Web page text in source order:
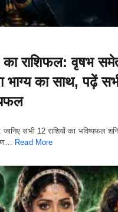
राशिफल: वृषभ
भाग्य का साथ, पढ़ें
सभी 12 राशियों का भविष्यफल
Read More